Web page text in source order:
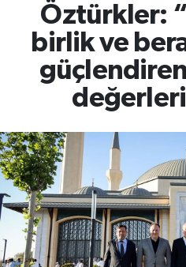
Öztürkler:
birlik ve
Son Dakika Haberleri
Haber Arşivi